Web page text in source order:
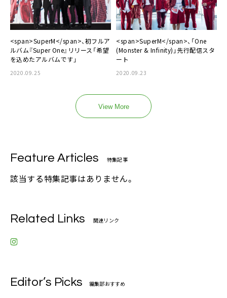
<span>SuperM</span>、初フルア
ルバム『Super One』リリース「希望
を込めたアルバムです」
2020.09.25
<span>SuperM</span>、「One
(Monster & Infinity)」先行配信スタ
ート
2020.09.23
View More
Feature Articles 特集記事
該当する特集記事はありません。
Related Links 関連リンク
Editor’s Picks 編集部おすすめ